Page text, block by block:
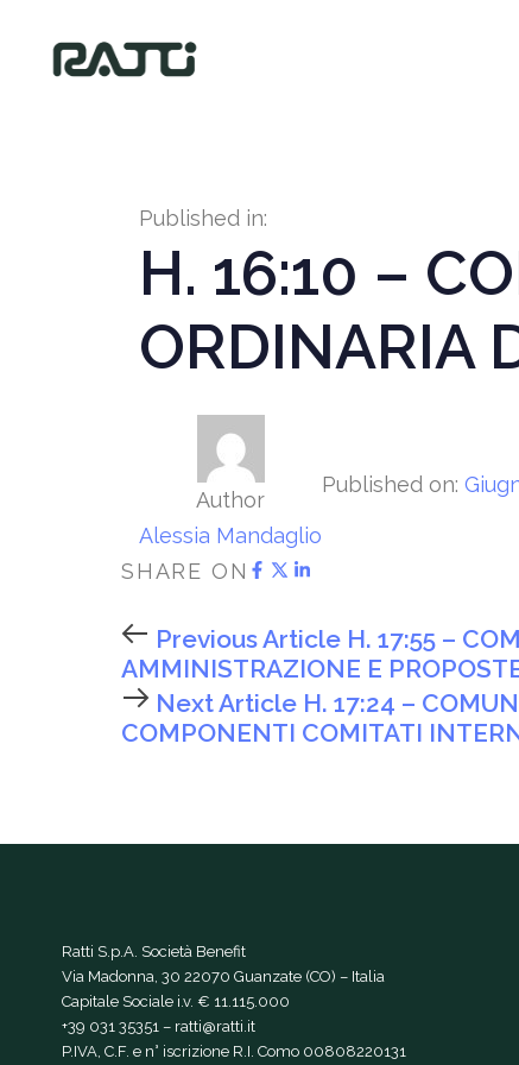
Published in:
H. 16:10 –
ORDINARIA
Author
Alessia Mandaglio
Published on:
SHARE ON
Previous Article H. 17:55 –
AMMINISTRAZIONE E
Next Article H. 17:24 –
COMPONENTI COMITATI
Ratti S.p.A. Società Benefit
Via Madonna, 30 22070 Guanzate (CO) – Italia
Capitale Sociale i.v. € 11.115.000
+39 031 35351 – ratti@ratti.it
P.IVA, C.F. e n° iscrizione R.I. Como 00808220131